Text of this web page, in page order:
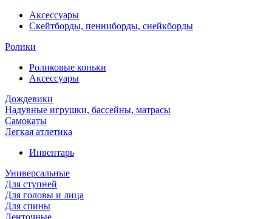
Аксессуары
Скейтборды, пенниборды, снейкборды
Ролики
Роликовые коньки
Аксессуары
Дождевики
Надувные игрушки, бассейны, матрасы
Самокаты
Легкая атлетика
Инвентарь
Универсальные
Для ступней
Для головы и лица
Для спины
Ленточные